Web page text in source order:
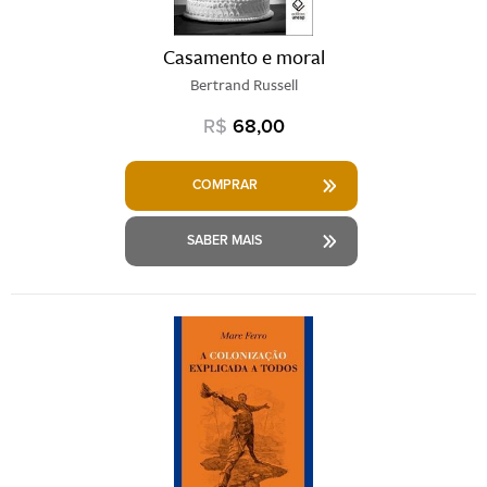
Casamento e moral
Bertrand Russell
R$ 68,00
COMPRAR
SABER MAIS